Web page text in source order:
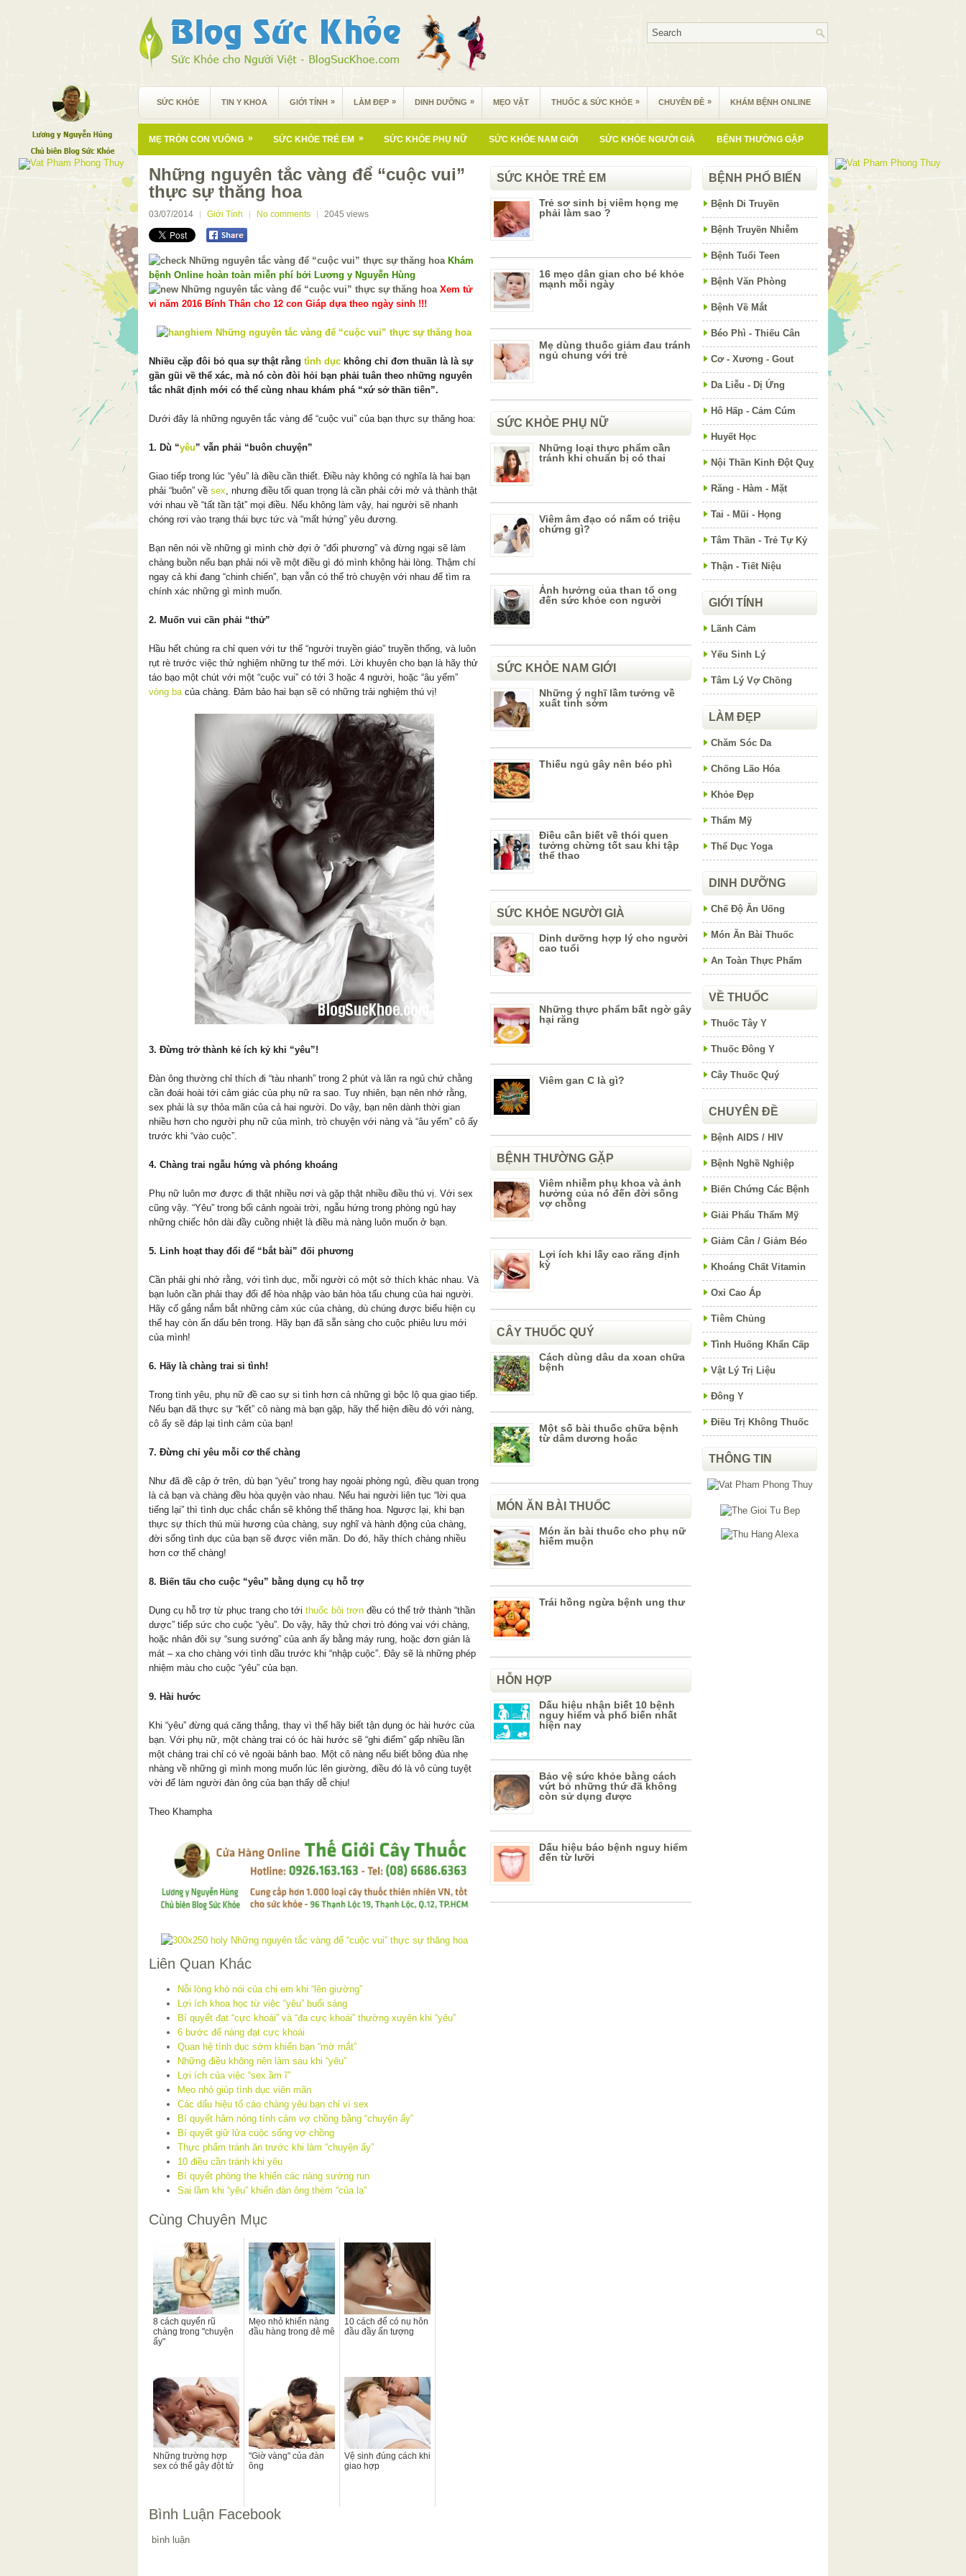
SỨC KHỎE TIN Y KHOA GIỚI TÍNH » LÀM ĐẸP » DINH DƯỠNG » MẸO VẶT THUỐC & SỨC KHỎE » CHUYÊN ĐỀ » KHÁM BỆNH ONLINE
MẸ TRÒN CON VUÔNG » SỨC KHỎE TRẺ EM » SỨC KHỎE PHỤ NỮ SỨC KHỎE NAM GIỚI SỨC KHỎE NGƯỜI GIÀ BỆNH THƯỜNG GẶP
Những nguyên tắc vàng để “cuộc vui”
thực sự thăng hoa
03/07/2014 Giới Tính No comments 2045 views
Khám
bệnh Online hoàn toàn miễn phí bởi Lương y Nguyễn Hùng
Xem tử
vi năm 2016 Bính Thân cho 12 con Giáp dựa theo ngày sinh !!!
Nhiều cặp đôi bỏ qua sự thật rằng tình dục không chỉ đơn thuần là là sự
gần gũi về thể xác, mà nó còn đòi hỏi bạn phải tuân theo những nguyên
tắc nhất định mới có thể cùng nhau khám phá “xứ sở thần tiên”.
Dưới đây là những nguyên tắc vàng để “cuộc vui” của bạn thực sự thăng hoa:
1. Dù “yêu” vẫn phải “buôn chuyện”
Giao tiếp trong lúc “yêu” là điều cần thiết. Điều này không có nghĩa là hai bạn
phải “buôn” về sex , nhưng điều tối quan trọng là cần phải cởi mở và thành thật
với nhau về “tất tần tật” mọi điều. Nếu không làm vậy, hai người sẽ nhanh
chóng rơi vào trạng thái bực tức và “mất hứng” yêu đương.
Bạn nên nói về những gì mình chờ đợi ở “đối phương” và đừng ngại sẽ làm
chàng buồn nếu bạn phải nói về một điều gì đó mình không hài lòng. Thậm chí
ngay cả khi đang “chinh chiến”, bạn vẫn có thể trò chuyện với nhau để tìm ra
chính xác những gì mình muốn.
2. Muốn vui cần phải “thử”
Hầu hết chúng ra chỉ quen với tư thế “người truyền giáo” truyền thống, và luôn
rụt rè trước việc thử nghiệm những tư thế mới. Lời khuyên cho bạn là hãy thử
táo bạo một chút với một “cuộc vui” có tới 3 hoặc 4 người, hoặc “âu yếm”
vòng ba của chàng. Đảm bảo hai bạn sẽ có những trải nghiệm thú vị!
3. Đừng trở thành kẻ ích kỷ khi “yêu”!
Đàn ông thường chỉ thích đi “tàu nhanh” trong 2 phút và lăn ra ngủ chứ chằng
cần đoái hoài tới cảm giác của phụ nữ ra sao. Tuy nhiên, bạn nên nhớ rằng,
sex phải là sự thỏa mãn của cả hai người. Do vậy, bạn nên dành thời gian
nhiều hơn cho người phụ nữ của mình, trò chuyện với nàng và “âu yếm” cô ấy
trước khi “vào cuộc”.
4. Chàng trai ngẫu hứng và phóng khoáng
Phụ nữ luôn mơ được đi thật nhiều nơi và gặp thật nhiều điều thú vị. Với sex
cũng vậy. “Yêu” trong bối cảnh ngoài trời, ngẫu hứng trong phòng ngủ hay
những chiếc hôn dài đầy cuồng nhiệt là điều mà nàng luôn muốn ở bạn.
5. Linh hoạt thay đổi để “bắt bài” đối phương
Cần phải ghi nhớ rằng, với tình dục, mỗi người có một sở thích khác nhau. Và
bạn luôn cần phải thay đổi để hòa nhập vào bản hòa tấu chung của hai người.
Hãy cố gắng nắm bắt những cảm xúc của chàng, dù chúng được biểu hiện cụ
thể hay còn ẩn dấu bên trong. Hãy bạn đã sẵn sàng cho cuộc phiêu lưu mới
của mình!
6. Hãy là chàng trai si tình!
Trong tình yêu, phụ nữ đề cao sự si tình hơn cả những gì bộc lộ qua giao tiếp.
Nếu bạn đã thực sự “kết” cô nàng mà bạn gặp, hãy thể hiện điều đó với nàng,
cô ấy sẽ đáp lại tình cảm của bạn!
7. Đừng chỉ yêu mỗi cơ thể chàng
Như đã đề cập ở trên, dù bạn “yêu” trong hay ngoài phòng ngủ, điều quan trọng
là cả bạn và chàng đều hòa quyện vào nhau. Nếu hai người liên tục “lời qua
tiếng lại” thì tình dục chắc chắn sẽ không thể thăng hoa. Ngược lại, khi bạn
thực sự thích thú mùi hương của chàng, suy nghĩ và hành động của chàng,
đời sống tình dục của bạn sẽ được viên mãn. Do đó, hãy thích chàng nhiều
hơn cơ thể chàng!
8. Biến tấu cho cuộc “yêu” bằng dụng cụ hỗ trợ
Dụng cụ hỗ trợ từ phục trang cho tới thuốc bôi trơn đều có thể trở thành “thần
dược” tiếp sức cho cuộc “yêu”. Do vậy, hãy thử chơi trò đóng vai với chàng,
hoặc nhân đôi sự “sung sướng” của anh ấy bằng máy rung, hoặc đơn giản là
mát – xa cho chàng với tình dầu trước khi “nhập cuộc”. Đây sẽ là những phép
nhiệm màu cho cuộc “yêu” của bạn.
9. Hài hước
Khi “yêu” đừng quá căng thẳng, thay vì thế hãy biết tận dụng óc hài hước của
bạn. Với phụ nữ, một chàng trai có óc hài hước sẽ “ghi điểm” gấp nhiều lần
một chàng trai chỉ có vẻ ngoài bảnh bao. Một cô nàng nếu biết bông đùa nhẹ
nhàng về những gì mình mong muốn lúc lên giường, điều đó là vô cùng tuyệt
vời để làm người đàn ông của bạn thấy dễ chịu!
Theo Khampha
Liên Quan Khác
Nỗi lòng khó nói của chị em khi “lên giường”
Lợi ích khoa học từ việc “yêu” buổi sáng
Bí quyết đạt “cực khoái” và “đa cực khoái” thường xuyên khi “yêu”
6 bước để nàng đạt cực khoái
Quan hệ tình dục sớm khiến bạn “mờ mắt”
Những điều không nên làm sau khi “yêu”
Lợi ích của việc “sex ầm ĩ”
Mẹo nhỏ giúp tình dục viên mãn
Các dấu hiệu tố cáo chàng yêu bạn chỉ vì sex
Bí quyết hâm nóng tình cảm vợ chồng bằng “chuyện ấy”
Bí quyết giữ lửa cuộc sống vợ chồng
Thực phẩm tránh ăn trước khi làm “chuyện ấy”
10 điều cần tránh khi yêu
Bí quyết phòng the khiến các nàng sướng run
Sai lầm khi “yêu” khiến đàn ông thèm “của lạ”
Cùng Chuyên Mục
8 cách quyến rũ
chàng trong "chuyện
ấy"
Mẹo nhỏ khiến nàng
đầu hàng trong đê mê
10 cách để có nụ hôn
đầu đầy ấn tượng
Những trường hợp
sex có thể gây đột tử
"Giờ vàng" của đàn
ông
Vệ sinh đúng cách khi
giao hợp
Bình Luận Facebook
bình luận
SỨC KHỎE TRẺ EM
Trẻ sơ sinh bị viêm họng mẹ
phải làm sao ?
16 mẹo dân gian cho bé khỏe
mạnh mỗi ngày
Mẹ dùng thuốc giảm đau tránh
ngủ chung với trẻ
SỨC KHỎE PHỤ NỮ
Những loại thực phẩm cần
tránh khi chuẩn bị có thai
Viêm âm đạo có nấm có triệu
chứng gì?
Ảnh hưởng của than tổ ong
đến sức khỏe con người
SỨC KHỎE NAM GIỚI
Những ý nghĩ lầm tưởng về
xuất tinh sớm
Thiếu ngủ gây nên béo phì
Điều cần biết về thói quen
tưởng chừng tốt sau khi tập
thể thao
SỨC KHỎE NGƯỜI GIÀ
Dinh dưỡng hợp lý cho người
cao tuổi
Những thực phẩm bất ngờ gây
hại răng
Viêm gan C là gì?
BỆNH THƯỜNG GẶP
Viêm nhiễm phụ khoa và ảnh
hưởng của nó đến đời sống
vợ chồng
Lợi ích khi lấy cao răng định
kỳ
CÂY THUỐC QUÝ
Cách dùng dâu da xoan chữa
bệnh
Một số bài thuốc chữa bệnh
từ dâm dương hoắc
MÓN ĂN BÀI THUỐC
Món ăn bài thuốc cho phụ nữ
hiếm muộn
Trái hồng ngừa bệnh ung thư
HỖN HỢP
Dấu hiệu nhận biết 10 bệnh
nguy hiểm và phổ biến nhất
hiện nay
Bảo vệ sức khỏe bằng cách
vứt bỏ những thứ đã không
còn sử dụng được
Dấu hiệu báo bệnh nguy hiểm
đến từ lưỡi
BỆNH PHỔ BIẾN
Bệnh Di Truyền
Bệnh Truyền Nhiễm
Bệnh Tuổi Teen
Bệnh Văn Phòng
Bệnh Về Mắt
Béo Phì - Thiếu Cân
Cơ - Xương - Gout
Da Liễu - Dị Ứng
Hô Hấp - Cảm Cúm
Huyết Học
Nội Thần Kinh Đột Quỵ
Răng - Hàm - Mặt
Tai - Mũi - Họng
Tâm Thần - Trẻ Tự Kỷ
Thận - Tiết Niệu
GIỚI TÍNH
Lãnh Cảm
Yếu Sinh Lý
Tâm Lý Vợ Chồng
LÀM ĐẸP
Chăm Sóc Da
Chống Lão Hóa
Khỏe Đẹp
Thẩm Mỹ
Thể Dục Yoga
DINH DƯỠNG
Chế Độ Ăn Uống
Món Ăn Bài Thuốc
An Toàn Thực Phẩm
VỀ THUỐC
Thuốc Tây Y
Thuốc Đông Y
Cây Thuốc Quý
CHUYÊN ĐỀ
Bệnh AIDS / HIV
Bệnh Nghề Nghiệp
Biến Chứng Các Bệnh
Giải Phẩu Thẩm Mỹ
Giảm Cân / Giảm Béo
Khoáng Chất Vitamin
Oxi Cao Áp
Tiêm Chủng
Tình Huống Khẩn Cấp
Vật Lý Trị Liệu
Đông Y
Điều Trị Không Thuốc
THÔNG TIN